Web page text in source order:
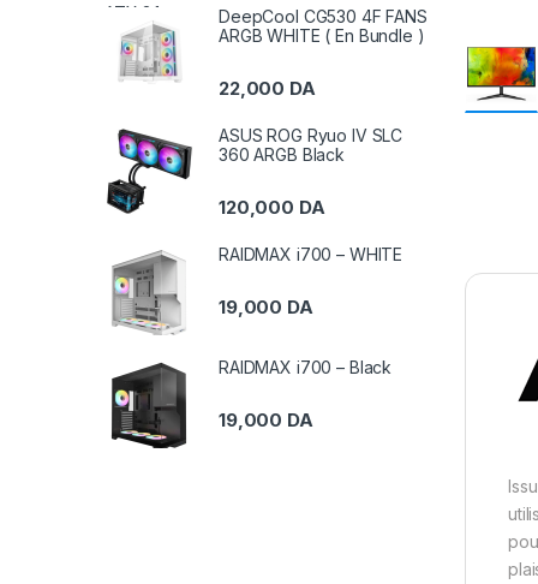
DeepCool CG530 4F FANS
ARGB WHITE ( En Bundle )
22,000 DA
ASUS ROG Ryuo IV SLC
360 ARGB Black
120,000 DA
RAIDMAX i700 – WHITE
19,000 DA
RAIDMAX i700 – Black
19,000 DA